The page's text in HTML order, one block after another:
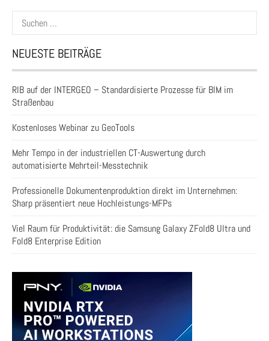
Suchen
nach:
NEUESTE BEITRÄGE
RIB auf der INTERGEO – Standardisierte Prozesse für BIM im
Straßenbau
Kostenloses Webinar zu GeoTools
Mehr Tempo in der industriellen CT-Auswertung durch
automatisierte Mehrteil-Messtechnik
Professionelle Dokumentenproduktion direkt im Unternehmen:
Sharp präsentiert neue Hochleistungs-MFPs
Viel Raum für Produktivität: die Samsung Galaxy ZFold8 Ultra und
Fold8 Enterprise Edition